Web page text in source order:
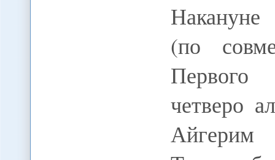
(по
Первого
четверо